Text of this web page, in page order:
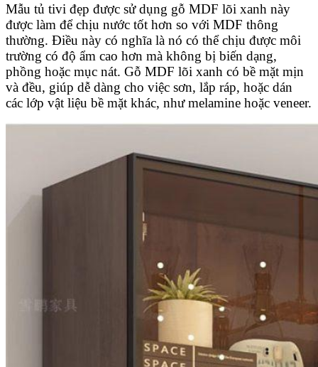
Mẫu tủ tivi đẹp được sử dụng gỗ MDF lõi xanh này
được làm để chịu nước tốt hơn so với MDF thông
thường. Điều này có nghĩa là nó có thể chịu được môi
trường có độ ẩm cao hơn mà không bị biến dạng,
phồng hoặc mục nát. Gỗ MDF lõi xanh có bề mặt mịn
và đều, giúp dễ dàng cho việc sơn, lắp ráp, hoặc dán
các lớp vật liệu bề mặt khác, như melamine hoặc veneer.